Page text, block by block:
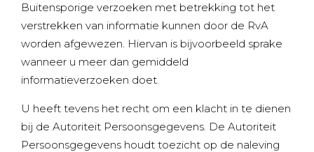
Buitensporige verzoeken met betrekking tot het
verstrekken van informatie kunnen door de RvA
worden afgewezen. Hiervan is bijvoorbeeld sprake
wanneer u meer dan gemiddeld
informatieverzoeken doet.
U heeft tevens het recht om een klacht in te dienen
bij de Autoriteit Persoonsgegevens. De Autoriteit
Persoonsgegevens houdt toezicht op de naleving